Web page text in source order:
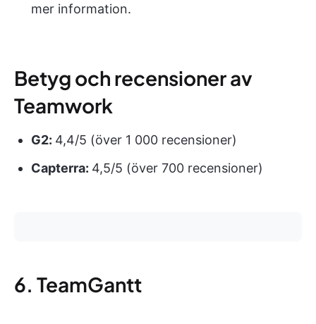
mer information.
Betyg och recensioner av
Teamwork
G2: 4,4/5 (över 1 000 recensioner)
Capterra: 4,5/5 (över 700 recensioner)
6. TeamGantt